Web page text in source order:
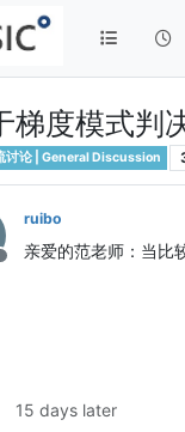
梯度模式判
讨论 | General Discussion
Offline
ruibo
亲爱的范老师：当比
15 days later